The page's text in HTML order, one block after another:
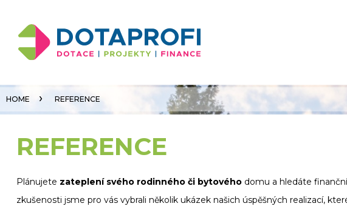
O nás
HOME REFERENCE
REFERENCE
Plánujete zateplení svého rodinného či bytového domu a hledáte
zkušenosti jsme pro vás vybrali několik ukázek našich úspěšných realizací,